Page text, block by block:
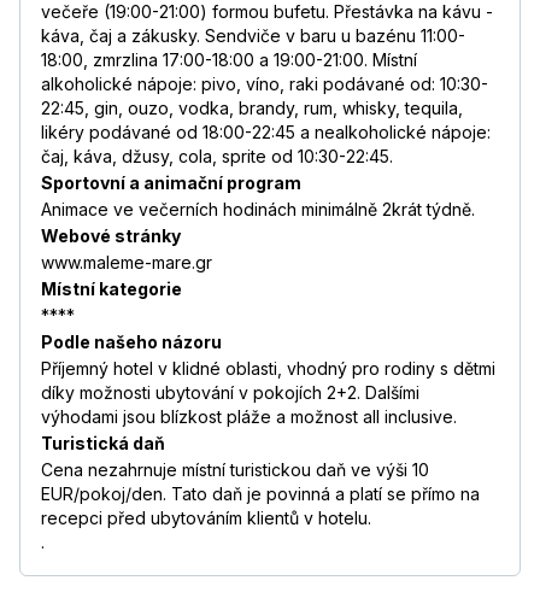
večeře (19:00-21:00) formou bufetu. Přestávka na kávu -
káva, čaj a zákusky. Sendviče v baru u bazénu 11:00-
18:00, zmrzlina 17:00-18:00 a 19:00-21:00. Místní
alkoholické nápoje: pivo, víno, raki podávané od: 10:30-
22:45, gin, ouzo, vodka, brandy, rum, whisky, tequila,
likéry podávané od 18:00-22:45 a nealkoholické nápoje:
čaj, káva, džusy, cola, sprite od 10:30-22:45.
Sportovní a animační program
Animace ve večerních hodinách minimálně 2krát týdně.
Webové stránky
www.maleme-mare.gr
Místní kategorie
****
Podle našeho názoru
Příjemný hotel v klidné oblasti, vhodný pro rodiny s dětmi
díky možnosti ubytování v pokojích 2+2. Dalšími
výhodami jsou blízkost pláže a možnost all inclusive.
Turistická daň
Cena nezahrnuje místní turistickou daň ve výši 10
EUR/pokoj/den. Tato daň je povinná a platí se přímo na
recepci před ubytováním klientů v hotelu.
.